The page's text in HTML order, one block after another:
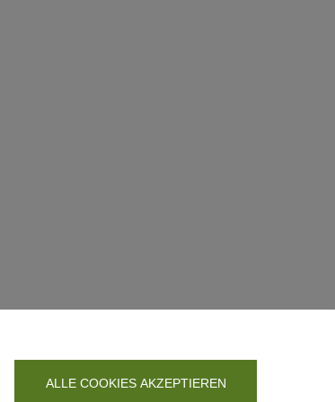
ALLE COOKIES AKZEPTIEREN